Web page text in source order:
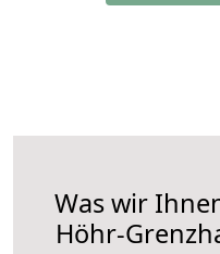
Was wir
Höhr-